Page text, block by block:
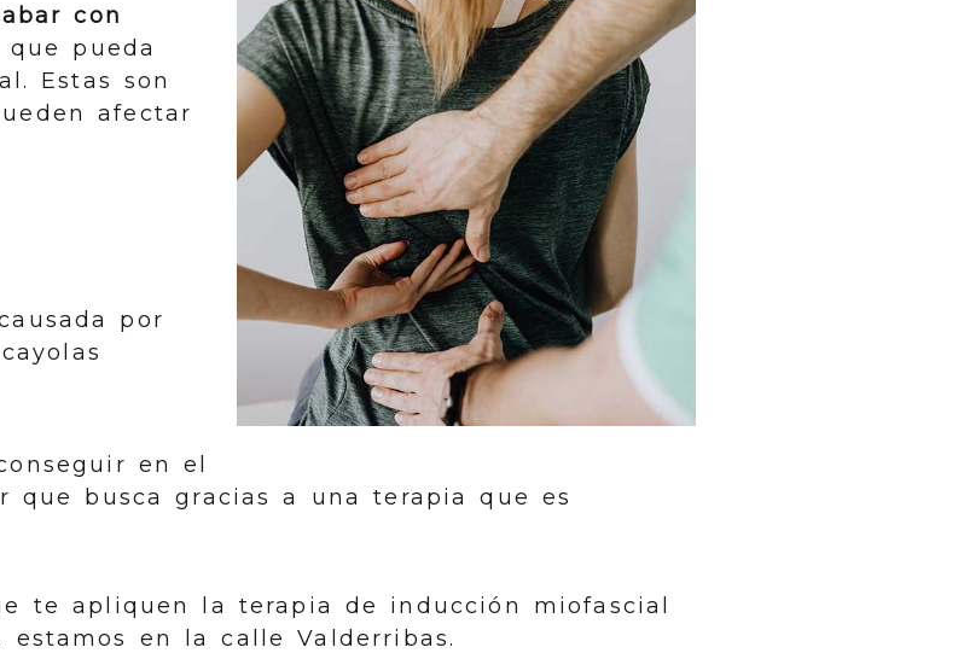
con
que pueda
Estas son
afectar
por
en el
que busca gracias a una terapia que es
te apliquen la terapia de inducción miofascial
en la calle Valderribas.